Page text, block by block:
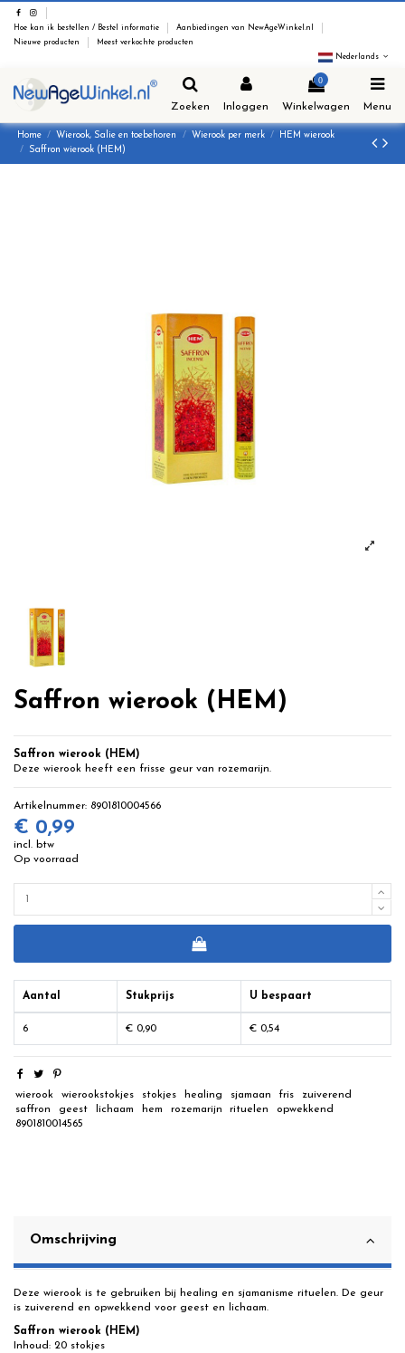
Hoe kan ik bestellen / Bestel informatie
Aanbiedingen van NewAgeWinkel.nl
Nieuwe producten
Meest verkochte producten
Nederlands
Zoeken Inloggen
0
Winkelwagen Menu
Home Wierook, Salie en toebehoren Wierook per merk
HEM wierook
Saffron wierook (HEM)
Saffron wierook (HEM)
Saffron wierook (HEM)
Deze wierook heeft een frisse geur van rozemarijn.
Artikelnummer: 8901810004566
€ 0,99
incl. btw
Op voorraad
Aantal Stukprijs U bespaart
6 € 0,90 € 0,54
wierook wierookstokjes stokjes healing sjamaan fris
zuiverend
saffron
geest lichaam hem rozemarijn rituelen
opwekkend
8901810014565
Omschrijving
Deze wierook is te gebruiken bij healing en sjamanisme rituelen. De geur
is zuiverend en opwekkend voor geest en lichaam.
Saffron wierook (HEM)
Inhoud: 20 stokjes